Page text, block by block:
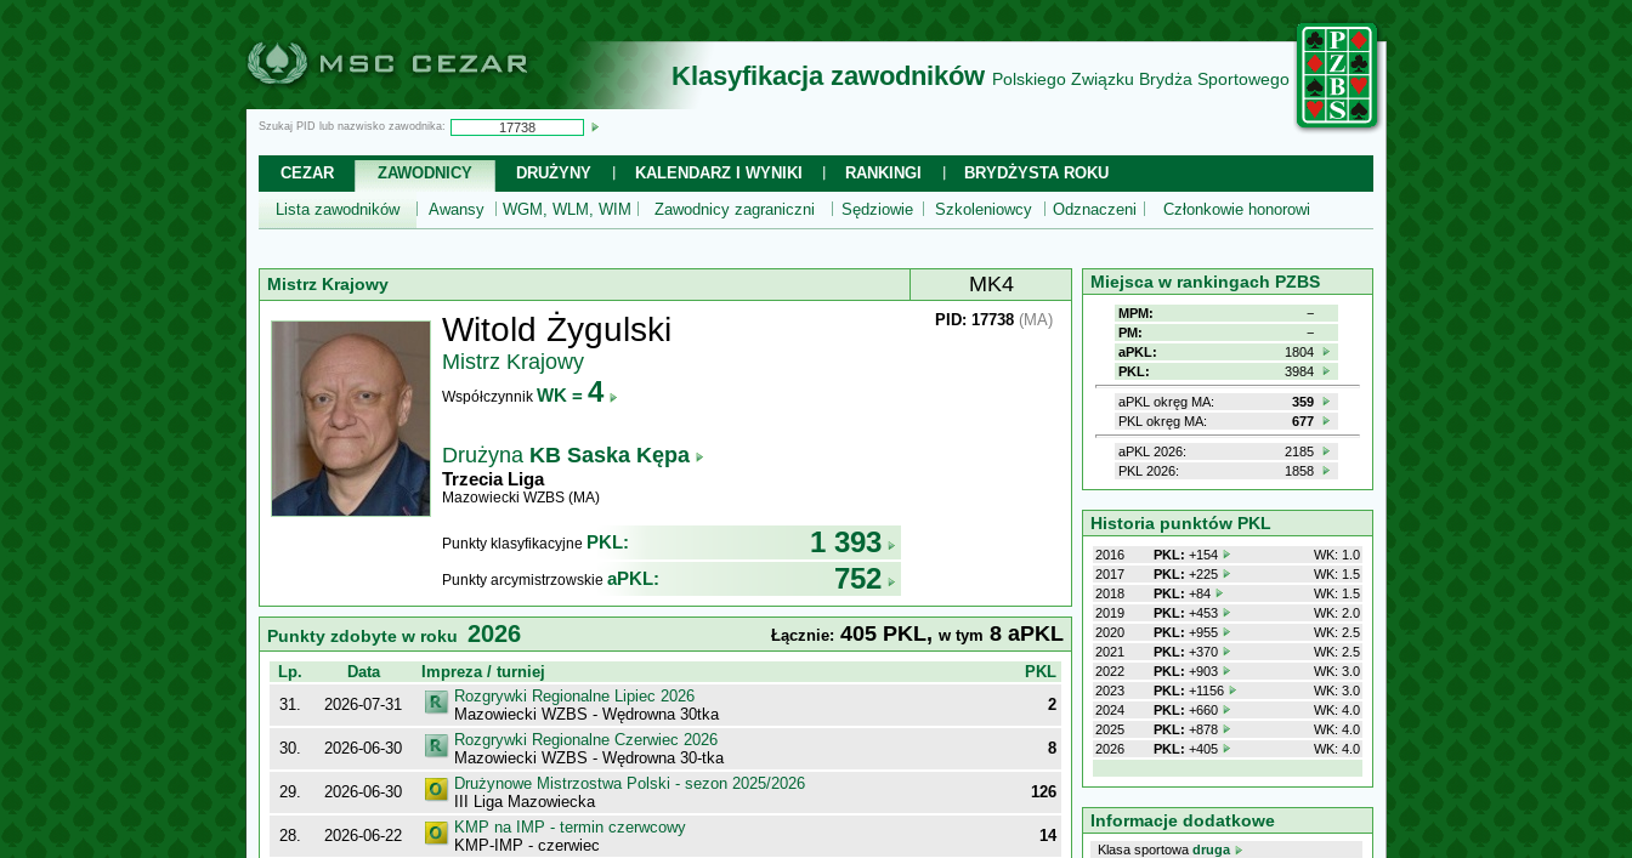
Klasyfikacja zawodników Polskiego Związku Brydża Sportowego
Szukaj PID lub nazwisko zawodnika:
CEZAR ZAWODNICY DRUŻYNY KALENDARZ I WYNIKI RANKINGI
BRYDŻYSTA ROKU
Lista zawodników
Awansy WGM, WLM, WIM Zawodnicy zagraniczni Sędziowie Szkoleniowcy Odznaczeni Członkowie honorowi
Mistrz Krajowy MK4
Witold Żygulski
Mistrz Krajowy
Współczynnik WK = 4
Drużyna KB Saska Kępa
Trzecia Liga
Mazowiecki WZBS (MA)
Punkty klasyfikacyjne PKL: 1 393
Punkty arcymistrzowskie aPKL: 752
PID: 17738 (MA)
Punkty zdobyte w roku 2026 Łącznie: 405 PKL, w tym 8 aPKL
Lp. Data Impreza / turniej
PKL
31.
2026-07-31
Rozgrywki Regionalne Lipiec 2026
Mazowiecki WZBS - Wędrowna 30tka
2
30. 2026-06-30
Rozgrywki Regionalne Czerwiec 2026
Mazowiecki WZBS - Wędrowna 30-tka
8
29. 2026-06-30
Drużynowe Mistrzostwa Polski - sezon 2025/2026
III Liga Mazowiecka
126
28. 2026-06-22
KMP na IMP - termin czerwcowy
KMP-IMP - czerwiec
14
Miejsca w rankingach PZBS
MPM:
−
PM:
−
aPKL:
1804
PKL:
3984
aPKL okręg MA:
359
PKL okręg MA:
677
aPKL 2026:
2185
PKL 2026:
1858
Historia punktów PKL
2016 PKL: +154
WK: 1.0
2017
PKL: +225
WK: 1.5
2018
PKL: +84
WK: 1.5
2019
PKL: +453
WK: 2.0
2020
PKL: +955
WK: 2.5
2021
PKL: +370
WK: 2.5
2022
PKL: +903
WK: 3.0
2023
PKL: +1156
WK: 3.0
2024
PKL: +660
WK: 4.0
2025
PKL: +878
WK: 4.0
2026
PKL: +405 WK: 4.0
Informacje dodatkowe
Klasa sportowa druga